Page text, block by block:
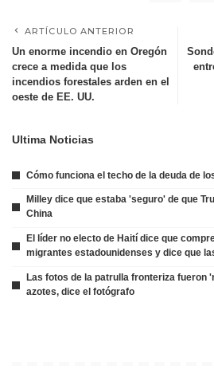
ARTÍCULO ANTERIOR
Un enorme incendio en Oregón
crece a medida que los
incendios forestales arden en el
oeste de EE. UU.
Ultima Noticias
Cómo funciona el techo de la deuda de
Milley dice que estaba 'seguro' de que
China
El líder no electo de Haití dice que
migrantes estadounidenses y dice que
Las fotos de la patrulla fronteriza fueron
azotes, dice el fotógrafo